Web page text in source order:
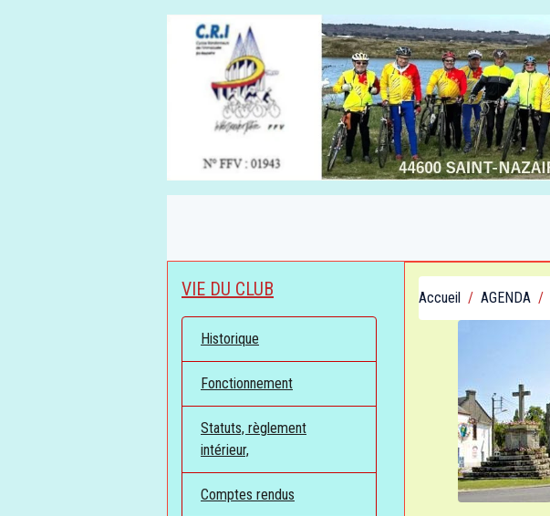
Accueil AGENDA
VIE DU CLUB
Historique
Fonctionnement
Statuts, règlement
intérieur,
Comptes rendus